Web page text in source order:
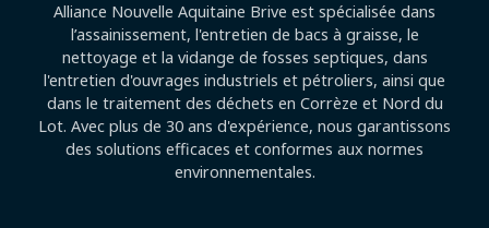
Alliance Nouvelle Aquitaine Brive est spécialisée dans
l’assainissement, l'entretien de bacs à graisse, le
nettoyage et la vidange de fosses septiques, dans
l'entretien d'ouvrages industriels et pétroliers, ainsi que
dans le traitement des déchets en Corrèze et Nord du
Lot. Avec plus de 30 ans d'expérience, nous garantissons
des solutions efficaces et conformes aux normes
environnementales.